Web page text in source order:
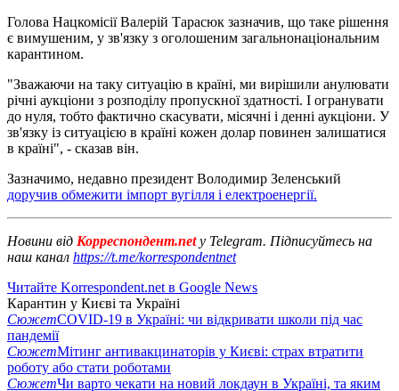
Голова Нацкомісії Валерій Тарасюк зазначив, що таке рішення
є вимушеним, у зв'язку з оголошеним загальнонаціональним
карантином.
"Зважаючи на таку ситуацію в країні, ми вирішили анулювати
річні аукціони з розподілу пропускної здатності. І огранувати
до нуля, тобто фактично скасувати, місячні і денні аукціони. У
зв'язку із ситуацією в країні кожен долар повинен залишатися
в країні", - сказав він.
Зазначимо, недавно президент Володимир Зеленський
доручив обмежити імпорт вугілля і електроенергії.
Новини від Корреспондент.net у Telegram. Підписуйтесь на
наш канал https://t.me/korrespondentnet
Читайте Korrespondent.net в Google News
Карантин у Києві та Україні
СюжетCOVID-19 в Україні: чи відкривати школи під час
пандемії
СюжетМітинг антивакцинаторів у Києві: страх втратити
роботу або стати роботами
СюжетЧи варто чекати на новий локдаун в Україні, та яким